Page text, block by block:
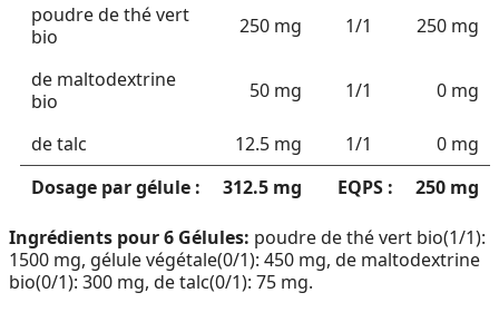
poudre de thé vert
bio
250 mg 1/1 250 mg
de maltodextrine
bio
50 mg 1/1 0 mg
de talc 12.5 mg 1/1
0 mg
Dosage par gélule :
312.5 mg EQPS : 250 mg
Ingrédients pour 6 Gélules: poudre de thé vert bio(1/1):
1500 mg, gélule végétale(0/1): 450 mg, de maltodextrine
bio(0/1): 300 mg, de talc(0/1): 75 mg.